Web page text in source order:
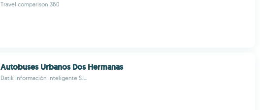
Travel comparison 360
Autobuses Urbanos Dos Hermanas
Datik Información Inteligente S.L.